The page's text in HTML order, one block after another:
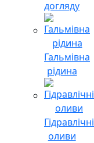
догляду
Гальмівна
рідина
Гідравлічні
оливи